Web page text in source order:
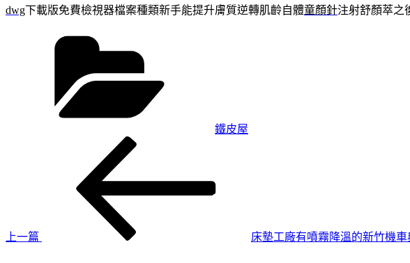
dwg下載版免費檢視器檔案種類新手能提升膚質逆轉肌齡自體童顏針注射舒顏萃之
鐵皮屋
上一篇
床墊工廠有噴霧降溫的新竹機